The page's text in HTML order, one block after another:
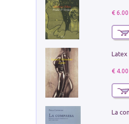
€ 6.00
Latex
€ 4.00